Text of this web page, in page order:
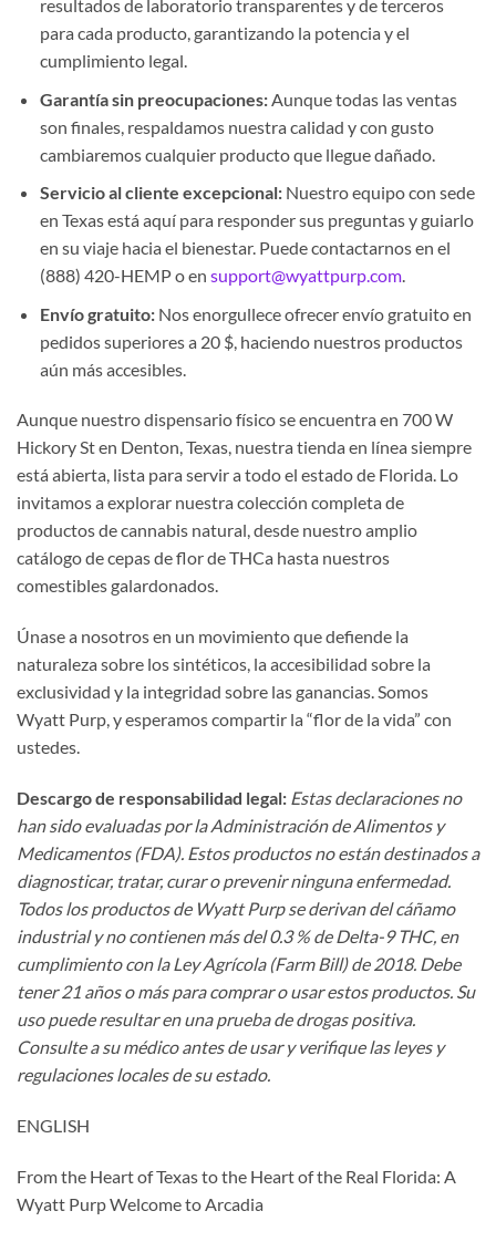
resultados de laboratorio transparentes y de terceros
para cada producto, garantizando la potencia y el
cumplimiento legal.
Garantía sin preocupaciones:Aunque todas las ventas
son finales, respaldamos nuestra calidad y con gusto
cambiaremos cualquier producto que llegue dañado.
Servicio al cliente excepcional:Nuestro equipo con sede
en Texas está aquí para responder sus preguntas y guiarlo
en su viaje hacia el bienestar. Puede contactarnos en el
(888) 420-HEMP o en support@wyattpurp.com.
Envío gratuito:Nos enorgullece ofrecer envío gratuito en
pedidos superiores a 20 $, haciendo nuestros productos
aún más accesibles.
Aunque nuestro dispensario físico se encuentra en 700 W
Hickory St en Denton, Texas, nuestra tienda en línea siempre
está abierta, lista para servir a todo el estado de Florida. Lo
invitamos a explorar nuestra colección completa de
productos de cannabis natural, desde nuestro amplio
catálogo de cepas de flor de THCa hasta nuestros
comestibles galardonados.
Únase a nosotros en un movimiento que defiende la
naturaleza sobre los sintéticos, la accesibilidad sobre la
exclusividad y la integridad sobre las ganancias. Somos
Wyatt Purp, y esperamos compartir la “flor de la vida” con
ustedes.
Descargo de responsabilidad legal: Estas declaraciones no
han sido evaluadas por la Administración de Alimentos y
Medicamentos (FDA). Estos productos no están destinados a
diagnosticar, tratar, curar o prevenir ninguna enfermedad.
Todos los productos de Wyatt Purp se derivan del cáñamo
industrial y no contienen más del 0.3 % de Delta-9 THC, en
cumplimiento con la Ley Agrícola (Farm Bill) de 2018. Debe
tener 21 años o más para comprar o usar estos productos. Su
uso puede resultar en una prueba de drogas positiva.
Consulte a su médico antes de usar y verifique las leyes y
regulaciones locales de su estado.
ENGLISH
From the Heart of Texas to the Heart of the Real Florida: A
Wyatt Purp Welcome to Arcadia